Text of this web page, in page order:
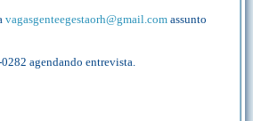
vagasgenteegestaorh@gmail.com assunto
agendando entrevista.